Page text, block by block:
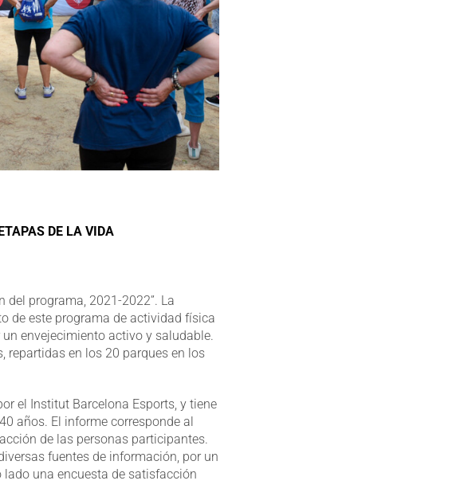
DE LA VIDA
del programa, 2021-2022”. La
de este programa de actividad física
envejecimiento activo y saludable.
repartidas en los 20 parques en los
el Institut Barcelona Esports, y tiene
años. El informe corresponde al
de las personas participantes.
fuentes de información, por un
una encuesta de satisfacción